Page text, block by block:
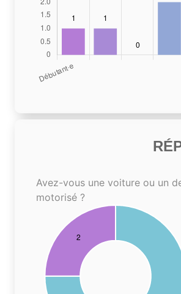
Avez-vous une voiture ou un
motorisé ?